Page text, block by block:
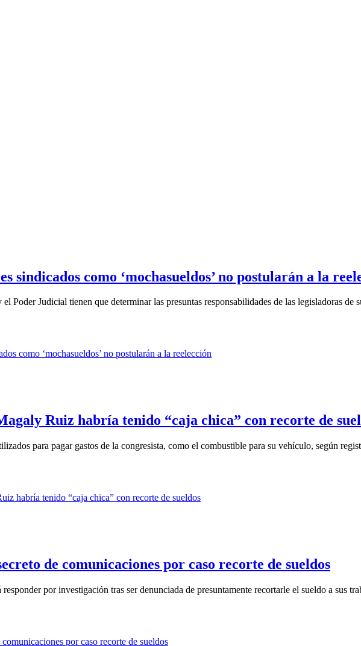
sindicados como ‘mochasueldos’ no postularán a la
Poder Judicial tienen que determinar las presuntas responsabilidades de las legisladoras de
Ruiz habría tenido “caja chica” con recorte de
para pagar gastos de la congresista, como el combustible para su vehículo, según
de comunicaciones por caso recorte de sueldos
por investigación tras ser denunciada de presuntamente recortarle el sueldo a sus